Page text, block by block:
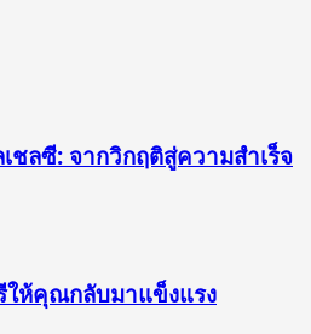
ลซี: จากวิกฤติสู่ความสำเร็จ
ห้คุณกลับมาแข็งแรง